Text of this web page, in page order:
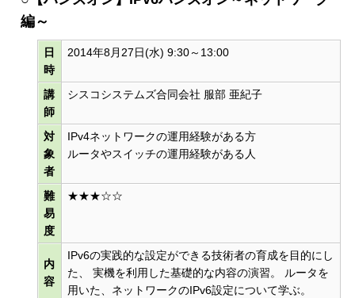
編～
日
時
2014年8月27日(水) 9:30～13:00
講
師
シスコシステムズ合同会社 服部 亜紀子
対
象
者
IPv4ネットワークの運用経験がある方
ルータやスイッチの運用経験がある人
難
易
度
★★★☆☆
内
容
IPv6の実践的な設定ができる技術者の育成を目的にし
た、 実機を利用した基礎的な内容の演習。 ルータを
用いた、ネットワークのIPv6設定について学ぶ。